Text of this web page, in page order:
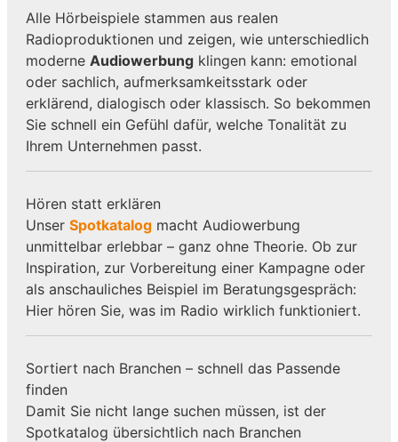
Alle Hörbeispiele stammen aus realen
Radioproduktionen und zeigen, wie unterschiedlich
moderne Audiowerbungklingen kann: emotional
oder sachlich, aufmerksamkeitsstark oder
erklärend, dialogisch oder klassisch. So bekommen
Sie schnell ein Gefühl dafür, welche Tonalität zu
Ihrem Unternehmen passt.
Hören statt erklären
Unser Spotkatalogmacht Audiowerbung
unmittelbar erlebbar – ganz ohne Theorie. Ob zur
Inspiration, zur Vorbereitung einer Kampagne oder
als anschauliches Beispiel im Beratungsgespräch:
Hier hören Sie, was im Radio wirklich funktioniert.
Sortiert nach Branchen – schnell das Passende
finden
Damit Sie nicht lange suchen müssen, ist der
Spotkatalog übersichtlich nach Branchen